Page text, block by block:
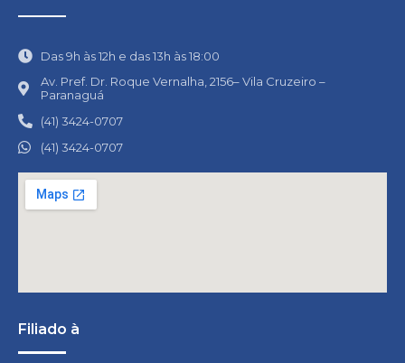
Das 9h às 12h e das 13h às 18:00
Av. Pref. Dr. Roque Vernalha, 2156– Vila Cruzeiro –
Paranaguá
(41) 3424-0707
(41) 3424-0707
Filiado à